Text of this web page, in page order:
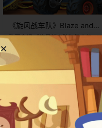
《旋风战车队》Blaze and
the Monster Machines英文
版 第七季 [全26集]
​​动画介绍​​ 《旋风战车队》是由​​美国
尼克频道​​制作的学龄前STEM教育动
画剧集，于​​2014年10月13日​​首播。
该剧以8岁科技小达人​​AJ​​与他驾驶的
红色怪物卡车​​Blaze​​为主角，讲述他
们在虚构城市“车轴城”（Axle Cit
y）中，与推土机、消防车、叉车等
拟人化工程车伙伴共同解决科学难
题的冒险故事。作为全球首部系统
性融合​​STEM教育​​（科学、技术、工
程、数学）的…
2岁-6岁
0
24年6月29日